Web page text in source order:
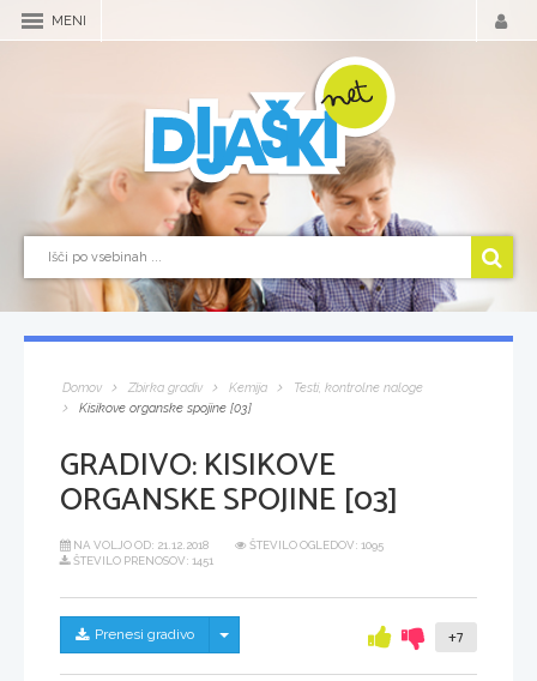
MENI
Domov Zbirka gradiv Kemija
Testi, kontrolne naloge
Kisikove organske spojine [03]
GRADIVO:KISIKOVE
ORGANSKE SPOJINE [03]
NA VOLJO OD: 21.12.2018
ŠTEVILO OGLEDOV: 1095
ŠTEVILO PRENOSOV: 1451
Prenesi gradivo Skrij/prikaži meni +7